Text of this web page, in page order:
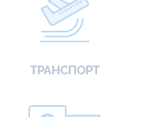
ТРАНСПОРТ